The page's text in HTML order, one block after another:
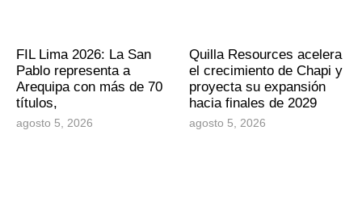
FIL Lima 2026: La San
Pablo representa a
Arequipa con más de 70
títulos,
agosto 5, 2026
Quilla Resources acelera
el crecimiento de Chapi y
proyecta su expansión
hacia finales de 2029
agosto 5, 2026